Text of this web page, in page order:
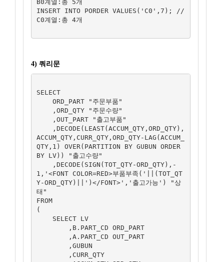
B0계열:총 5개
INSERT INTO PORDER VALUES('C0',7); //
C0계열:총 4개
4) 쿼리문
SELECT
ACCUM_QTY,CURR_QTY,ORD_QTY-LAG(ACCUM_
QTY,1) OVER(PARTITION BY GUBUN ORDER
BY LV)) "출고수량"
1,'<FONT COLOR=RED>부품부족('||(TOT_QT
Y-ORD_QTY)||')</FONT>','출고가능') "상
태"
FROM
(